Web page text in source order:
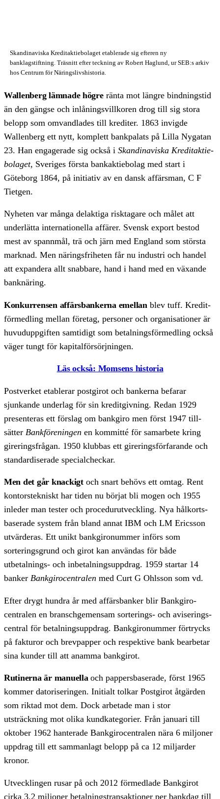
Skandinaviska Kreditaktiebolaget etablerade sig efteren ny
banklagstiftning. Träsnitt efter teckning av Robert Haglund, ur SEB:s arkiv
hos Centrum för Näringslivshistoria.
Wallenberg lämnade högreränta mot längre bindnings­tid
än den gängse och in­lånings­villkoren drog till sig stora
belopp som omvandlades till krediter. 1863 invigde
Wallen­berg ett nytt, komplett bank­palats på Lilla Nygatan
23. Han engagerade sig också i Skandinaviska Kredit­aktie­
bolaget, Sveriges första bank­aktie­bolag med start i
Göteborg 1864, på initiativ av en dansk affärs­man, C F
Tietgen.
Nyheten var många delaktiga risk­tagare och målet att
underlätta inter­nationella affärer. Svensk export bestod
mest av spann­mål, trä och järn med England som största
marknad. Men närings­friheten får nu industri och handel
att expandera allt snabbare, hand i hand med en växande
bank­näring.
Konkurrensen affärs­bankerna emellan blev tuff. Kredit­
för­medling mellan företag, personer och organisationer är
huvud­uppgiften sam­tidigt som betalnings­för­medling också
väger tungt för kapital­för­sörjningen.
Läs också: Momsens historia
Postverket etablerar postgirot och bankerna befarar
sjunkande underlag för sin kredit­givning. Redan 1929
presenteras ett förslag om bankgiro men först 1947 till­
sätter Bank­föreningen en kommitté för samarbete kring
girerings­frågan. 1950 klubbas ett girerings­för­farande och
standardiserade special­checkar.
Men det går knackigtoch snart behövs ett omtag. Rent
kontors­tekniskt har tiden nu börjat bli mogen och 1955
inleder man tester och procedur­utveckling. Nya hål­korts­
baserade system från bland annat IBM och LM Ericsson
ut­värderas. Ett unikt bank­giro­nummer införs som
sorterings­grund och girot kan användas för både
utbetalnings- och in­betalnings­uppdrag. 1959 startar 14
banker Bank­giro­centralen med Curt G Ohlsson som vd.
Efter drygt hundra år med affärs­banker blir Bank­giro­
centralen en bransch­gemensam sorterings- och aviserings­
central för betalnings­uppdrag. Bank­giro­nummer för­trycks
på fakturor och brev­papper och respektive bank bearbetar
sina kunder till att anamma bank­girot.
Rutinerna är manuellaoch pappers­baserade, först 1965
kommer datoriseringen. Initialt tolkar Post­girot åtgärden
som riktad mot dem. Dock arbetade man i stor
utsträckning mot olika kund­kategorier. Från januari till
oktober 1962 hanterade Bank­giro­centralen nära 6 miljoner
uppdrag till ett samman­lagt belopp på ca 12 miljarder
kronor.
Utvecklingen rusar på och 2012 förmedlade Bankgirot
cirka 3,2 miljoner betalnings­transaktioner per bankdag till